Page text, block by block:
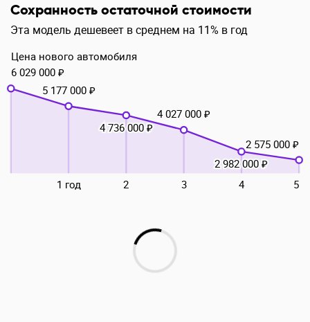
Сохранность остаточной стоимости
Эта модель дешевеет в среднем на 11% в год
1 год 2 3 4 5
Цена нового автомобиля
6 029 000 ₽
5 177 000 ₽
4 736 000 ₽
4 027 000 ₽
2 982 000 ₽
2 575 000 ₽